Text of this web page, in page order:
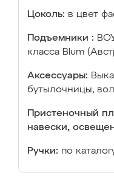
Цоколь: в цвет
Подъемники :
класса Blum
Аксессуары:
бутылочницы,
Пристеночный
навески,
Ручки: по